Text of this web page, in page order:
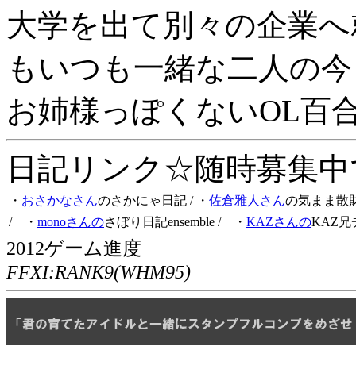
大学を出て別々の企業
もいつも一緒な二人の
お姉様っぽくないOL百
日記リンク☆随時募集
・ おさかなさんのさかにゃ日記 / ・ 佐倉雅人さんの気まま散
/ ・ monoさんのさぼり日記ensemble / ・ KAZさんのKAZ兄
2012ゲーム進度
FFXI:RANK9(WHM95)